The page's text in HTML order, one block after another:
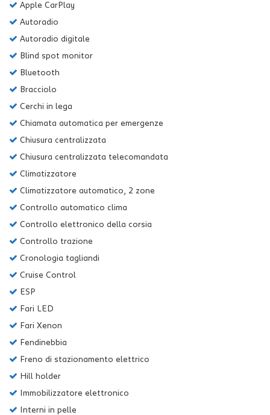
Apple CarPlay
Autoradio
Autoradio digitale
Blind spot monitor
Bluetooth
Bracciolo
Cerchi in lega
Chiamata automatica per emergenze
Chiusura centralizzata
Chiusura centralizzata telecomandata
Climatizzatore
Climatizzatore automatico, 2 zone
Controllo automatico clima
Controllo elettronico della corsia
Controllo trazione
Cronologia tagliandi
Cruise Control
ESP
Fari LED
Fari Xenon
Fendinebbia
Freno di stazionamento elettrico
Hill holder
Immobilizzatore elettronico
Interni in pelle